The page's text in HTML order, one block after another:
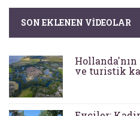
SON EKLENEN VIDEOLAR
ve turistik